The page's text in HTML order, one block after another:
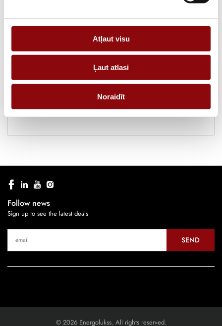
Atļaut visu
Ļaut atlasi
Noraidīt
Information
WEIGHT 0.09 kg
TYPE
Follow news
Sign up to see the latest deals
SEND
© 2026 Energolukss. All rights reserved.